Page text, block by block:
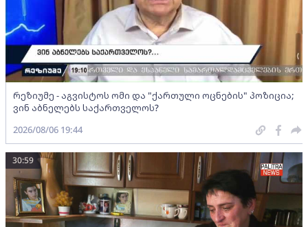
რეზიუმე - აგვისტოს ომი და "ქართული ოცნების" პოზიცია;
ვინ აბნელებს საქართველოს?
2026/08/06 19:44
30:59